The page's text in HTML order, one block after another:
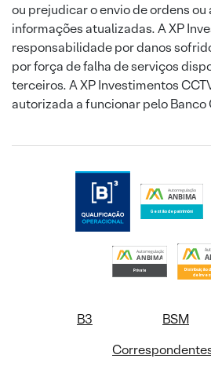
ou prejudicar o envio de ordens
informações atualizadas. A XP
responsabilidade por danos
por força de falha de serviços
terceiros. A XP Investimentos
autorizada a funcionar pelo Banco
B3 BSM